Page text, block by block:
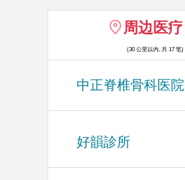
周边医疗
(30 公里以内, 共 17 笔)
中正脊椎骨科医院
好韻診所